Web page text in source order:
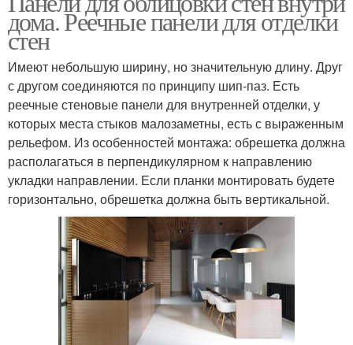
дома. Реечные панели для отделки
стен
Имеют небольшую ширину, но значительную длину. Друг
с другом соединяются по принципу шип-паз. Есть
реечные стеновые панели для внутренней отделки, у
которых места стыков малозаметны, есть с выраженным
рельефом. Из особенностей монтажа: обрешетка должна
располагаться в перпендикулярном к направлению
укладки направлении. Если планки монтировать будете
горизонтально, обрешетка должна быть вертикальной.